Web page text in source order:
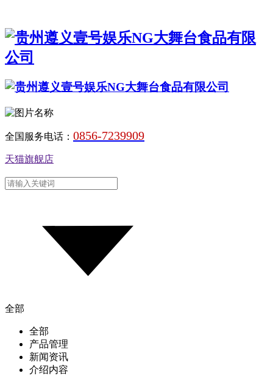
全国服务电话： 0856-7239909
天猫旗舰店
全部
全部
产品管理
新闻资讯
介绍内容